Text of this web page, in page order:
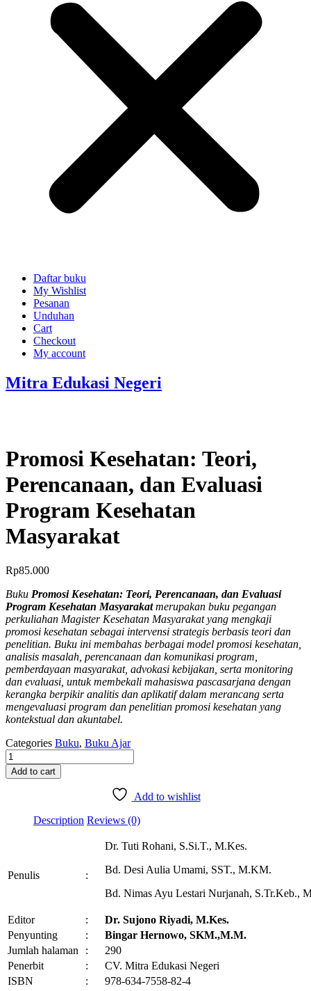
Daftar buku
My Wishlist
Pesanan
Unduhan
Cart
Checkout
My account
Mitra Edukasi Negeri
Promosi Kesehatan: Teori,
Perencanaan, dan Evaluasi
Program Kesehatan
Masyarakat
Rp85.000
Buku Promosi Kesehatan: Teori, Perencanaan, dan Evaluasi
Program Kesehatan Masyarakatmerupakan buku pegangan
perkuliahan Magister Kesehatan Masyarakat yang mengkaji
promosi kesehatan sebagai intervensi strategis berbasis teori dan
penelitian. Buku ini membahas berbagai model promosi kesehatan,
analisis masalah, perencanaan dan komunikasi program,
pemberdayaan masyarakat, advokasi kebijakan, serta monitoring
dan evaluasi, untuk membekali mahasiswa pascasarjana dengan
kerangka berpikir analitis dan aplikatif dalam merancang serta
mengevaluasi program dan penelitian promosi kesehatan yang
kontekstual dan akuntabel.
Categories Buku, Buku Ajar
Promosi
Kesehatan:
Teori,
Evaluasi
Add to cart
Add to wishlist
Description Reviews (0)
Penulis :
Dr. Tuti Rohani, S.Si.T., M.Kes.
Bd. Desi Aulia Umami, SST., M.KM.
Bd. Nimas Ayu Lestari Nurjanah, S.Tr.Keb.,
Editor :
Dr. Sujono Riyadi, M.Kes.
Penyunting
:
Bingar Hernowo, SKM.,M.M.
Jumlah halaman
:
290
Penerbit
:
CV. Mitra Edukasi Negeri
ISBN
: 978-634-7558-82-4